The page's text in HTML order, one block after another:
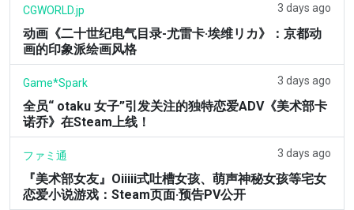
CGWORLD.jp 3 days ago
动画《二十世纪电气目录-尤雷卡·埃维リカ》：京都动
画的印象派绘画风格
Game*Spark 3 days ago
全员“ otaku 女子”引发关注的独特恋爱ADV《美术部卡
诺乔》在Steam上线！
ファミ通 3 days ago
『美术部女友』Oiiiii式吐槽女孩、萌声神秘女孩等宅女
恋爱小说游戏：Steam页面·预告PV公开